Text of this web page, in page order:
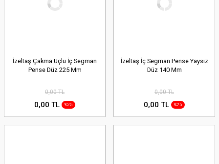
İzeltaş Çakma Uçlu İç Segman
Pense Düz 225 Mm
0,00 TL
0,00 TL %25
İzeltaş İç Segman Pense Yaysiz
Düz 140 Mm
0,00 TL
0,00 TL %25